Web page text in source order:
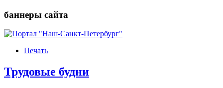
баннеры сайта
Печать
Трудовые будни